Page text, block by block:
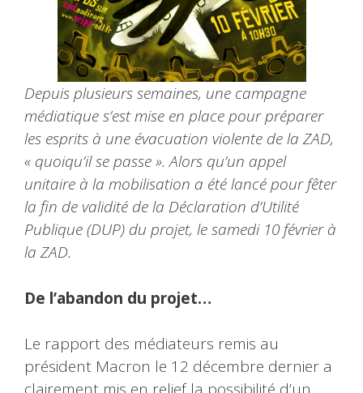
Depuis plusieurs semaines, une campagne
médiatique s’est mise en place pour préparer
les esprits à une évacuation violente de la ZAD,
« quoiqu’il se passe ». Alors qu’un appel
unitaire à la mobilisation a été lancé pour fêter
la fin de validité de la Déclaration d’Utilité
Publique (DUP) du projet, le samedi 10 février à
la ZAD.
De l’abandon du projet…
Le rapport des médiateurs remis au
président Macron le 12 décembre dernier a